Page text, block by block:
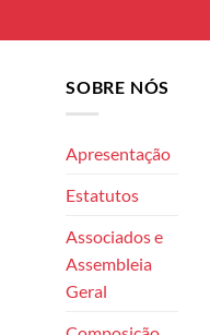
SOBRE NÓS
Apresentação
Estatutos
Associados e
Assembleia
Geral